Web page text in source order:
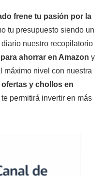
frene tu pasión por la
tu presupuesto siendo un
nuestro recopilatorio
ahorrar en Amazon y
máximo nivel con nuestra
y chollos en
permitirá invertir en más